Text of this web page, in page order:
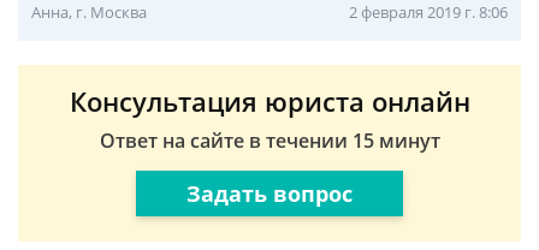
Анна, г. Москва 2 февраля 2019 г. 8:06
Консультация юриста онлайн
Ответ на сайте в течении 15 минут
Задать вопрос